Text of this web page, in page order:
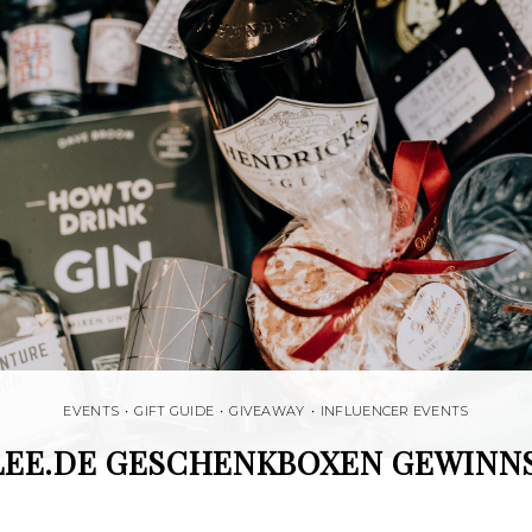
EVENTS • GIFT GUIDE • GIVEAWAY • INFLUENCER EVENTS
GESCHENKBOXEN